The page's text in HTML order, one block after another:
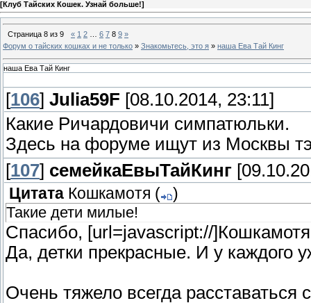
[Клуб Тайских Кошек. Узнай больше!]
Страница 8 из 9 « 1 2 6 7 8 9 »
Форум о тайских кошках и не только » Знакомьтесь, это я » наша Ева Тай Кинг
наша Ева Тай Кинг
[106] Julia59F [08.10.2014, 23:11]
Какие Ричардовичи симпатюльки.
Здесь на форуме ищут из Москвы
[107] семейкаЕвыТайКинг
Цитата Кошкамотя (
)
Такие дети милые!
Спасибо, [url=javascript://
Да, детки прекрасные. И у каждого
Очень тяжело всегда расставаться